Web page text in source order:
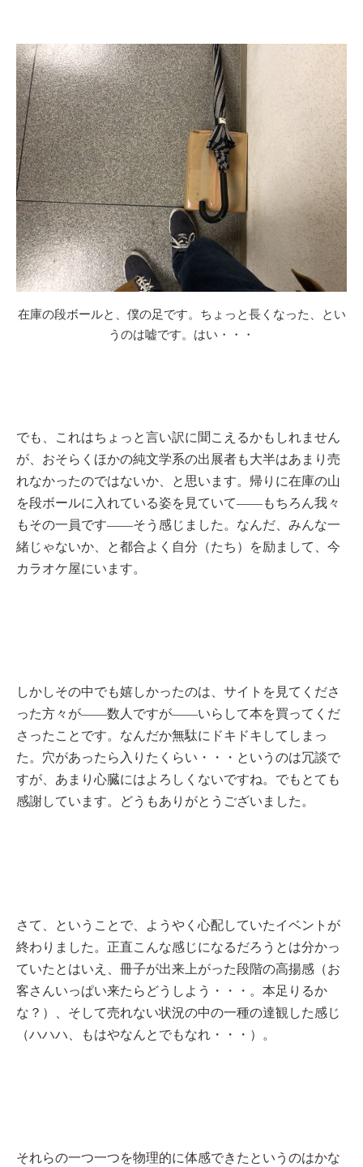
在庫の段ボールと、僕の足です。ちょっと長くなった、とい
うのは嘘です。はい・・・
でも、これはちょっと言い訳に聞こえるかもしれません
が、おそらくほかの純文学系の出展者も大半はあまり売
れなかったのではないか、と思います。帰りに在庫の山
を段ボールに入れている姿を見ていて――もちろん我々
もその一員です――そう感じました。なんだ、みんな一
緒じゃないか、と都合よく自分（たち）を励まして、今
カラオケ屋にいます。
しかしその中でも嬉しかったのは、サイトを見てくださ
った方々が――数人ですが――いらして本を買ってくだ
さったことです。なんだか無駄にドキドキしてしまっ
た。穴があったら入りたくらい・・・というのは冗談で
すが、あまり心臓にはよろしくないですね。でもとても
感謝しています。どうもありがとうございました。
さて、ということで、ようやく心配していたイベントが
終わりました。正直こんな感じになるだろうとは分かっ
ていたとはいえ、冊子が出来上がった段階の高揚感（お
客さんいっぱい来たらどうしよう・・・。本足りるか
な？）、そして売れない状況の中の一種の達観した感じ
（ハハハ、もはやなんとでもなれ・・・）。
それらの一つ一つを物理的に体感できたというのはかな